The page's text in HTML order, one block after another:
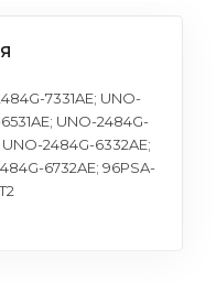
7331AE; UNO-
UNO-2484G-
UNO-2484G-6332AE;
6732AE; 96PSA-